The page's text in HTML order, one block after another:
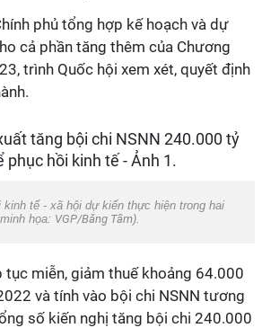
phủ tổng hợp kế hoạch và dự
cả phần tăng thêm của Chương
trình Quốc hội xem xét, quyết định
tế - xã hội dự kiến thực hiện trong hai
họa: VGP/Băng Tâm).
tục miễn, giảm thuế khoảng 64.000
và tính vào bội chi NSNN tương
số kiến nghị tăng bội chi 240.000